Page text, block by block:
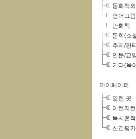
동화책외
영어그
만화책
문학(소
추리/판
인문/교
기타(육
마이페이퍼
열린 곳
이런저
독서흔
신간평